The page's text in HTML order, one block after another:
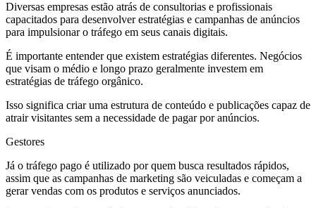
Diversas empresas estão atrás de consultorias e profissionais
capacitados para desenvolver estratégias e campanhas de anúncios
para impulsionar o tráfego em seus canais digitais.
É importante entender que existem estratégias diferentes. Negócios
que visam o médio e longo prazo geralmente investem em
estratégias de tráfego orgânico.
Isso significa criar uma estrutura de conteúdo e publicações capaz de
atrair visitantes sem a necessidade de pagar por anúncios.
Gestores
Já o tráfego pago é utilizado por quem busca resultados rápidos,
assim que as campanhas de marketing são veiculadas e começam a
gerar vendas com os produtos e serviços anunciados.